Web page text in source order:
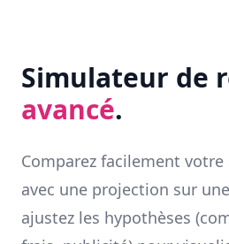
Simulateur de
avancé.
Comparez facilement
avec une projection sur
ajustez les hypothèses